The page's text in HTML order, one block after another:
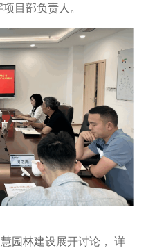
目部负责人。
园林建设展开讨论， 详